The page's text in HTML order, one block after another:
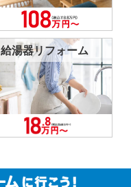
給湯器リフォーム